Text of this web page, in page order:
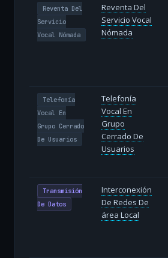
Reventa Del
Servicio
Vocal Nómada
Reventa Del
Servicio Vocal
Nómada
Telefonía
Vocal En
Grupo Cerrado
De Usuarios
Telefonía
Vocal En
Grupo
Cerrado De
Usuarios
Transmisión
De Datos
Interconexión
De Redes De
área Local